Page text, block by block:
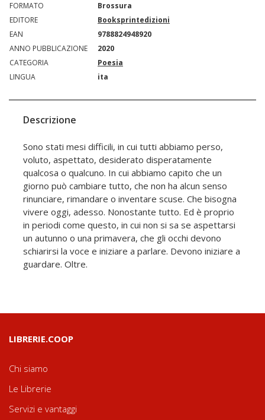
FORMATO
Brossura
EDITORE
Booksprintedizioni
EAN
9788824948920
ANNO PUBBLICAZIONE
2020
CATEGORIA
Poesia
LINGUA
ita
Descrizione
Sono stati mesi difficili, in cui tutti abbiamo perso,
voluto, aspettato, desiderato disperatamente
qualcosa o qualcuno. In cui abbiamo capito che un
giorno può cambiare tutto, che non ha alcun senso
rinunciare, rimandare o inventare scuse. Che bisogna
vivere oggi, adesso. Nonostante tutto. Ed è proprio
in periodi come questo, in cui non si sa se aspettarsi
un autunno o una primavera, che gli occhi devono
schiarirsi la voce e iniziare a parlare. Devono iniziare a
guardare. Oltre.
LIBRERIE.COOP
Chi siamo
Le Librerie
Servizi e vantaggi